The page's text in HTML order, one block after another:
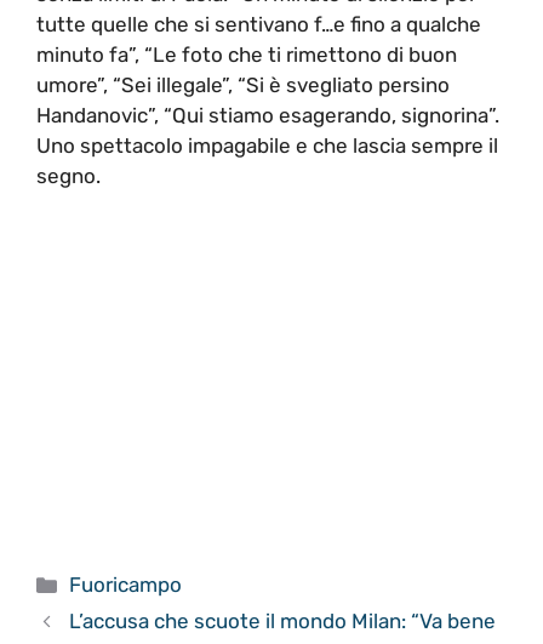
tutte quelle che si sentivano f…e fino a qualche
minuto fa”, “Le foto che ti rimettono di buon
umore”, “Sei illegale”, “Si è svegliato persino
Handanovic”, “Qui stiamo esagerando, signorina”.
Uno spettacolo impagabile e che lascia sempre il
segno.
Categorie
Fuoricampo
L’accusa che scuote il mondo Milan: “Va bene